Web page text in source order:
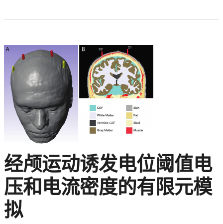
经颅运动诱发电位阈值电
压和电流密度的有限元模
拟